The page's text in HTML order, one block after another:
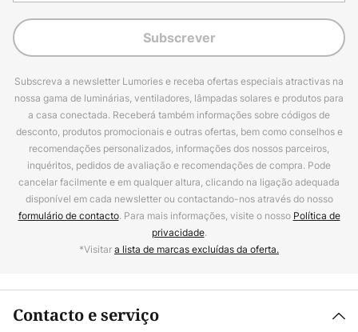
Subscrever
Subscreva a newsletter Lumories e receba ofertas especiais atractivas na
nossa gama de luminárias, ventiladores, lâmpadas solares e produtos para
a casa conectada. Receberá também informações sobre códigos de
desconto, produtos promocionais e outras ofertas, bem como conselhos e
recomendações personalizados, informações dos nossos parceiros,
inquéritos, pedidos de avaliação e recomendações de compra. Pode
cancelar facilmente e em qualquer altura, clicando na ligação adequada
disponível em cada newsletter ou contactando-nos através do nosso
formulário de contacto. Para mais informações, visite o nosso Política de
privacidade.
*Visitara lista de marcas excluídas da oferta.
Contacto e serviço